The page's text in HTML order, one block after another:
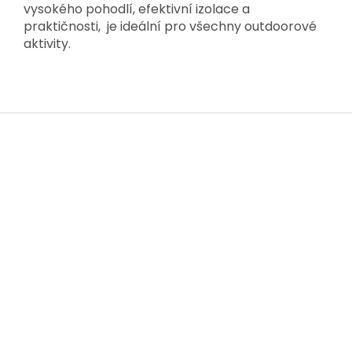
vysokého pohodlí, efektivní izolace a
praktičnosti, je ideální pro všechny outdoorové
aktivity.
Z